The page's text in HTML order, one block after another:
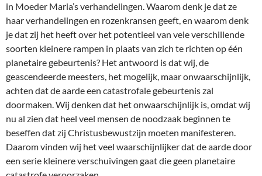
in Moeder Maria’s verhandelingen. Waarom denk je dat ze
haar verhandelingen en rozenkransen geeft, en waarom denk
je dat zij het heeft over het potentieel van vele verschillende
soorten kleinere rampen in plaats van zich te richten op één
planetaire gebeurtenis? Het antwoord is dat wij, de
geascendeerde meesters, het mogelijk, maar onwaarschijnlijk,
achten dat de aarde een catastrofale gebeurtenis zal
doormaken. Wij denken dat het onwaarschijnlijk is, omdat wij
nu al zien dat heel veel mensen de noodzaak beginnen te
beseffen dat zij Christusbewustzijn moeten manifesteren.
Daarom vinden wij het veel waarschijnlijker dat de aarde door
een serie kleinere verschuivingen gaat die geen planetaire